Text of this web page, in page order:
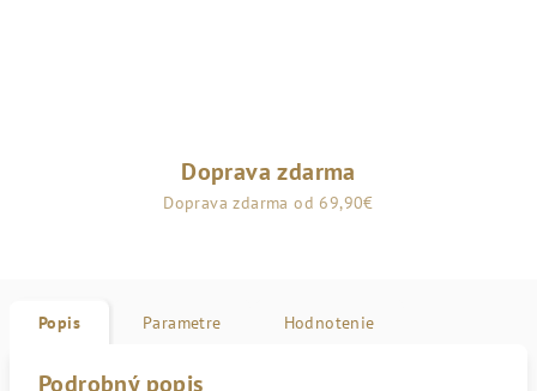
Doprava zdarma
Doprava zdarma od 69,90€
Popis Parametre Hodnotenie
Podrobný popis